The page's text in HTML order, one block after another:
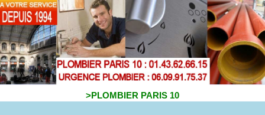
>PLOMBIER PARIS 10